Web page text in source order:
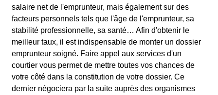
salaire net de l'emprunteur, mais également sur des
facteurs personnels tels que l'âge de l'emprunteur, sa
stabilité professionnelle, sa santé… Afin d'obtenir le
meilleur taux, il est indispensable de monter un dossier
emprunteur soigné. Faire appel aux services d'un
courtier vous permet de mettre toutes vos chances de
votre côté dans la constitution de votre dossier. Ce
dernier négociera par la suite auprès des organismes